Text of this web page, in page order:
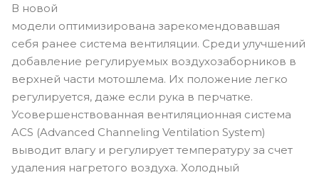
В новой
модели оптимизирована зарекомендовавшая
себя ранее система вентиляции. Среди улучшений
добавление регулируемых воздухозаборников в
верхней части мотошлема. Их положение легко
регулируется, даже если рука в перчатке.
Усовершенствованная вентиляционная система
ACS (Advanced Channeling Ventilation System)
выводит влагу и регулирует температуру за счет
удаления нагретого воздуха. Холодный